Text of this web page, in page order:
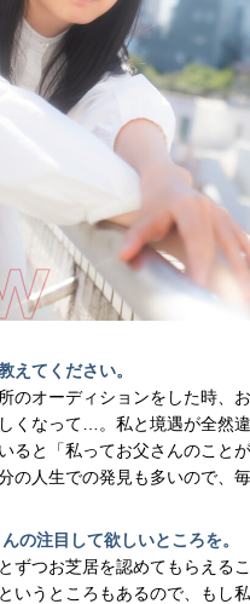
えてください。
のオーディションをした時、
くなって…。私と境遇が全然
ると「私ってお父さんのこと
の人生での発見も多いので、
の注目して欲しいところを。
ずつお芝居を認めてもらえる
いうところもあるので、もし